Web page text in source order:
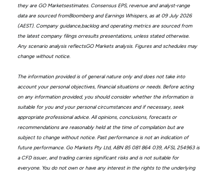
they are GO Marketsestimates. Consensus EPS, revenue and analyst-range
data are sourced fromBloomberg and Earnings Whispers, as at 09 July 2026
(AEST). Company guidance,backlog and operating metrics are sourced from
the latest company filings orresults presentations, unless stated otherwise.
Any scenario analysis reflectsGO Markets analysis. Figures and schedules may
change without notice.
The information provided is of general nature only and does not take into
account your personal objectives, financial situations or needs. Before acting
on any information provided, you should consider whether the information is
suitable for you and your personal circumstances and if necessary, seek
appropriate professional advice. All opinions, conclusions, forecasts or
recommendations are reasonably held at the time of compilation but are
subject to change without notice. Past performance is not an indication of
future performance. Go Markets Pty Ltd, ABN 85 081 864 039, AFSL 254963 is
a CFD issuer, and trading carries significant risks and is not suitable for
everyone. You do not own or have any interest in the rights to the underlying